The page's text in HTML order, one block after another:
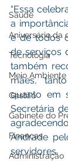
Saúde
Aniversário da
Tecnologia
Meio Ambiente
Gestão
Gabinete do
Finanças
Administração
“Essa
a
e de todos
de serviços
também
mães,
quanto em
Secretária
Andrade
servidores.